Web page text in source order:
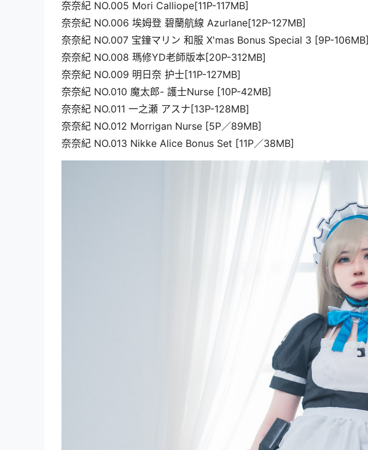
奈奈紀 NO.005 Mori Calliope[11P-117MB]
奈奈紀 NO.006 埃姆登 碧蘭航線 Azurlane[12P-127MB]
奈奈紀 NO.007 宝鐘マリン 和服 X'mas Bonus Special 3 [9P-106MB]
奈奈紀 NO.008 瑪修YD老師版本[20P-312MB]
奈奈紀 NO.009 明日奈 护士[11P-127MB]
奈奈紀 NO.010 魔太郎- 護士Nurse [10P-42MB]
奈奈紀 NO.011 一之瀬 アスナ[13P-128MB]
奈奈紀 NO.012 Morrigan Nurse [5P／89MB]
奈奈紀 NO.013 Nikke Alice Bonus Set [11P／38MB]